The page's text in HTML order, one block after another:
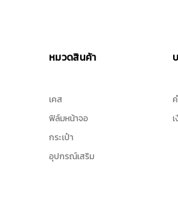
หมวดสินค้า
เคส
ฟิล์มหน้าจอ
กระเป๋า
อุปกรณ์เสริม